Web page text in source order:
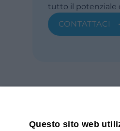
tutto il potenziale
CONTATTACI
Questo sito web